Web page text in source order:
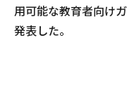
用可能な教育者向け
発表した。